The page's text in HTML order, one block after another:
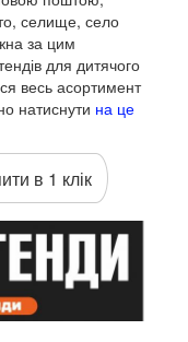
селище, село
за цим
для дитячого
весь асортимент
натиснути на це
в 1 клік